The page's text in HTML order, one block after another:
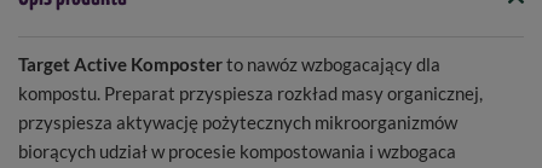
Target Active Komposterto nawóz wzbogacający dla
kompostu. Preparat przyspiesza rozkład masy organicznej,
przyspiesza aktywację pożytecznych mikroorganizmów
biorących udział w procesie kompostowania i wzbogaca